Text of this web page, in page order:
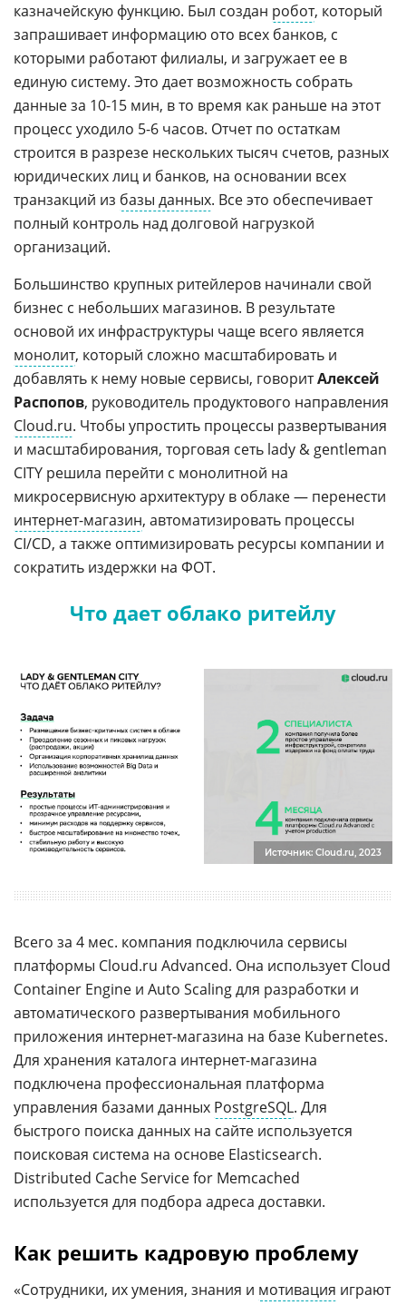
казначейскую функцию. Был создан робот, который
запрашивает информацию ото всех банков, с
которыми работают филиалы, и загружает ее в
единую систему. Это дает возможность собрать
данные за 10-15 мин, в то время как раньше на этот
процесс уходило 5-6 часов. Отчет по остаткам
строится в разрезе нескольких тысяч счетов, разных
юридических лиц и банков, на основании всех
транзакций из базы данных. Все это обеспечивает
полный контроль над долговой нагрузкой
организаций.
Большинство крупных ритейлеров начинали свой
бизнес с небольших магазинов. В результате
основой их инфраструктуры чаще всего является
монолит, который сложно масштабировать и
добавлять к нему новые сервисы, говоритАлексей
Распопов, руководитель продуктового направления
Cloud.ru. Чтобы упростить процессы развертывания
и масштабирования, торговая сеть lady & gentleman
CITY решила перейти с монолитной на
микросервисную архитектуру в облаке — перенести
интернет-магазин, автоматизировать процессы
CI/CD, а также оптимизировать ресурсы компании и
сократить издержки на ФОТ.
Что дает облако ритейлу
Источник: Cloud.ru, 2023
Всего за 4 мес. компания подключила сервисы
платформы Cloud.ru Advanced. Она использует Cloud
Container Engine и Auto Scaling для разработки и
автоматического развертывания мобильного
приложения интернет-магазина на базе Kubernetes.
Для хранения каталога интернет-магазина
подключена профессиональная платформа
управления базами данных PostgreSQL. Для
быстрого поиска данных на сайте используется
поисковая система на основе Elasticsearch.
Distributed Cache Service for Memcached
используется для подбора адреса доставки.
Как решить кадровую проблему
«Сотрудники, их умения, знания и мотивация играют